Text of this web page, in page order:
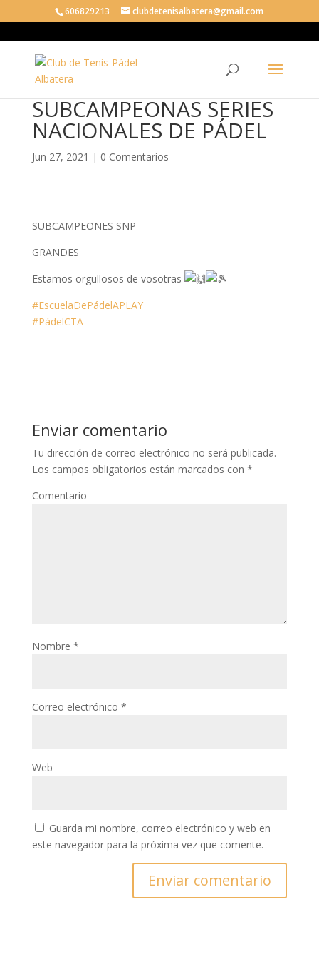
606829213 clubdetenisalbatera@gmail.com
SUBCAMPEONAS SERIES
NACIONALES DE PÁDEL
Jun 27, 2021 | 0 Comentarios
SUBCAMPEONES SNP
GRANDES
Estamos orgullosos de vosotras
#EscuelaDePádelAPLAY
#PádelCTA
Enviar comentario
Tu dirección de correo electrónico no será publicada.
Los campos obligatorios están marcados con *
Comentario
Nombre *
Correo electrónico *
Web
Guarda mi nombre, correo electrónico y web en
este navegador para la próxima vez que comente.